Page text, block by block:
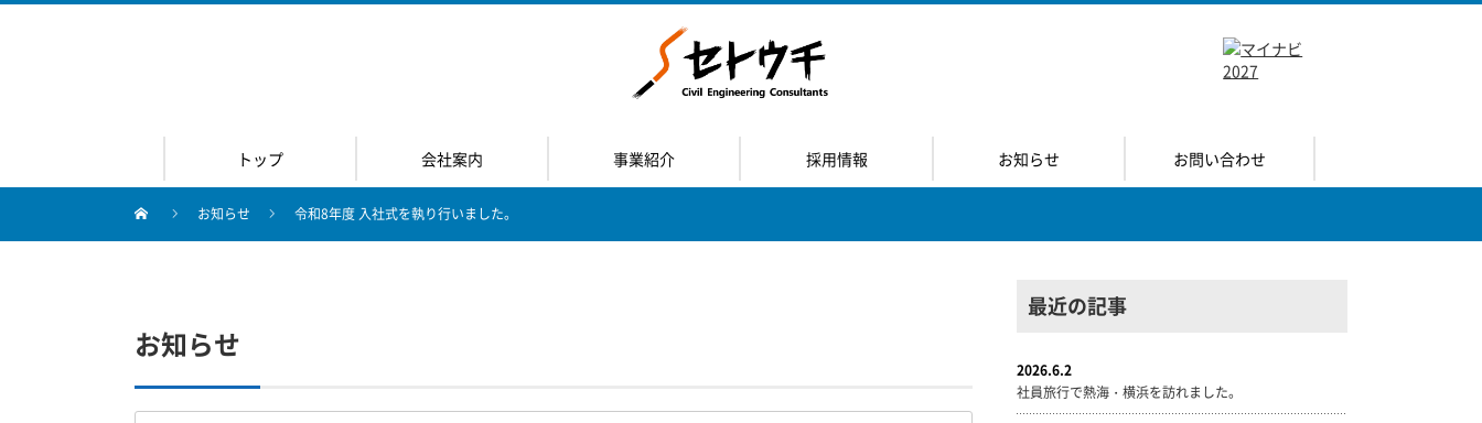
トップ 会社案内 事業紹介 採用情報 お知らせ お問い合わせ
お知らせ 令和8年度 入社式を執り行いました。
お知らせ
最近の記事
2026.6.2
社員旅行で熱海・横浜を訪れました。